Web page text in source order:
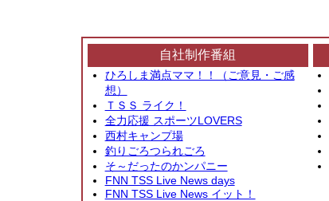
自社制作番組
ひろしま満点ママ！！（ご意見・ご感
想）
ＴＳＳ ライク！
全力応援 スポーツLOVERS
西村キャンプ場
釣りごろつられごろ
そ～だったのかンパニー
FNN TSS Live News days
FNN TSS Live News イット！